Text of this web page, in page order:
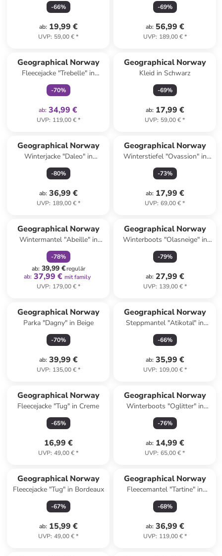
-66%
ab: 19,99 €
UVP: 59,00 €*
-69%
ab: 56,99 €
UVP: 189,00 €*
Geographical Norway
Fleecejacke "Trebelle" in
Schwarz
-70%
ab: 34,99 €
UVP: 119,00 €*
Geographical Norway
Kleid in Schwarz
-69%
ab: 17,99 €
UVP: 59,00 €*
Geographical Norway
Winterjacke "Daleo" in
Bordeaux
-80%
ab: 36,99 €
UVP: 189,00 €*
Geographical Norway
Winterstiefel "Ovassion" in
Hellbraun
-73%
ab: 17,99 €
UVP: 69,00 €*
Geographical Norway
Wintermantel "Abeille" in
Schwarz
-78%
ab: 39,99 €regulär
ab: 37,99 € mit family
UVP: 179,00 €*
Geographical Norway
Winterboots "Olasneige" in
Hellbraun
-79%
ab: 27,99 €
UVP: 139,00 €*
Geographical Norway
Parka "Dagny" in Beige
-70%
ab: 39,99 €
UVP: 135,00 €*
Geographical Norway
Steppmantel "Atikotal" in
Dunkelblau
-66%
ab: 35,99 €
UVP: 109,00 €*
Geographical Norway
Fleecejacke "Tug" in Creme
-65%
16,99 €
UVP: 49,00 €*
Geographical Norway
Winterboots "Oglitter" in
Braun
-76%
ab: 14,99 €
UVP: 65,00 €*
Geographical Norway
Fleecejacke "Tug" in Bordeaux
-67%
ab: 15,99 €
UVP: 49,00 €*
Geographical Norway
Fleecemantel "Tartine" in
Creme
-68%
ab: 36,99 €
UVP: 119,00 €*